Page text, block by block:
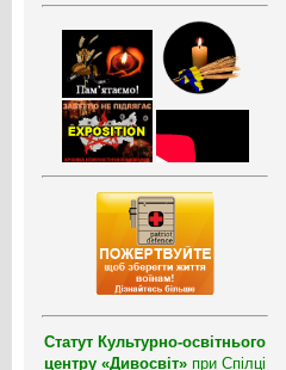
Статут Культурно-освітнього
центру «Дивосвіт» при Спілці